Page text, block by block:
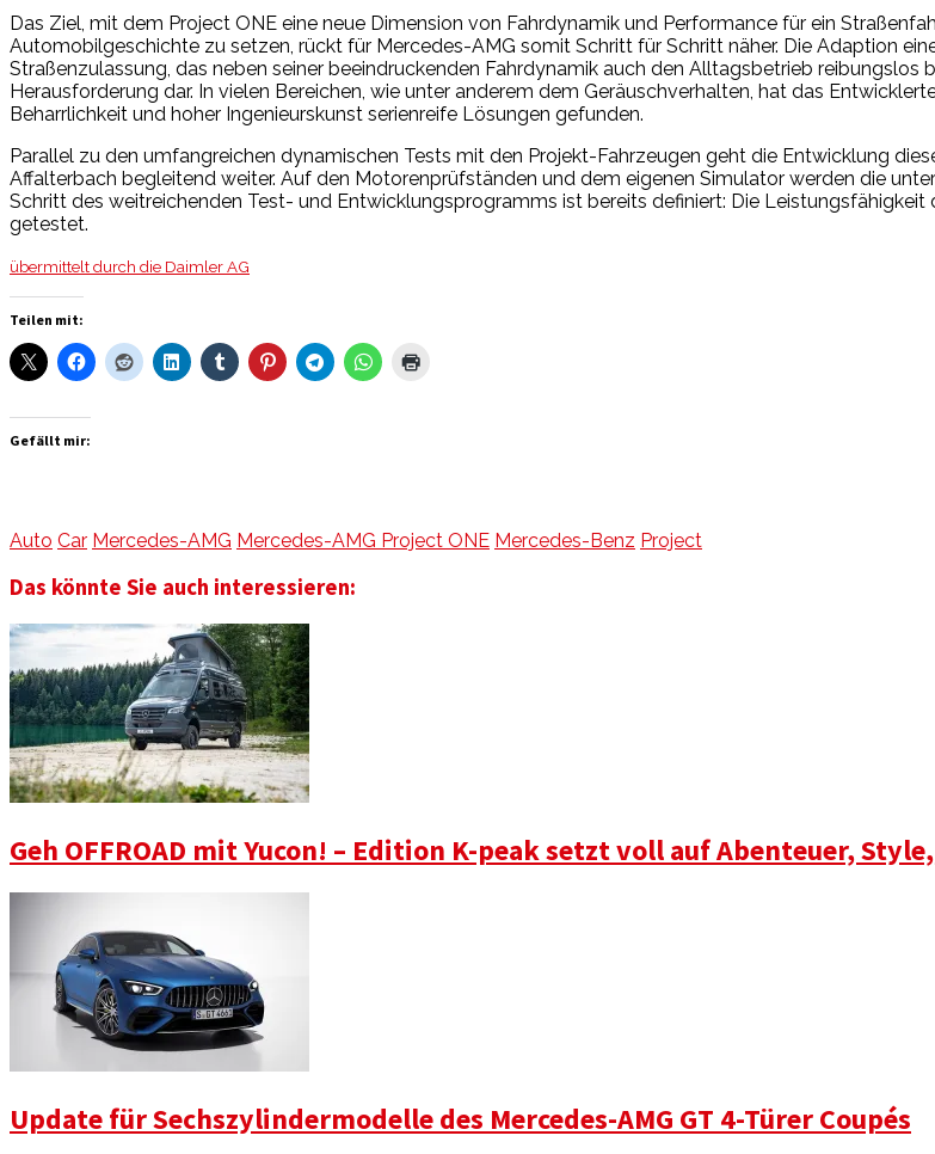
Das Ziel, mit dem Project ONE eine neue Dimension von Fahrdynamik und Performance für ein
Automobilgeschichte zu setzen, rückt für Mercedes-AMG somit Schritt für Schritt näher. Die Adaption
Straßenzulassung, das neben seiner beeindruckenden Fahrdynamik auch den Alltagsbetrieb
Herausforderung dar. In vielen Bereichen, wie unter anderem dem Geräuschverhalten, hat das
Beharrlichkeit und hoher Ingenieurskunst serienreife Lösungen gefunden.
Parallel zu den umfangreichen dynamischen Tests mit den Projekt-Fahrzeugen geht die Entwicklung
Affalterbach begleitend weiter. Auf den Motorenprüfständen und dem eigenen Simulator werden die
Schritt des weitreichenden Test- und Entwicklungsprogramms ist bereits definiert: Die
getestet.
übermittelt durch die Daimler AG
Teilen mit:
Gefällt mir:
Auto Car Mercedes-AMG Mercedes-AMG Project ONE Mercedes-Benz Project
Das könnte Sie auch interessieren:
Geh OFFROAD mit Yucon! – Edition K-peak setzt voll auf Abenteuer,
Update für Sechszylindermodelle des Mercedes-AMG GT 4-Türer Coupés